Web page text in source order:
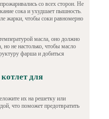
со всех сторон. Не
сока и ухудшает пышность.
жарки, чтобы соки равномерно
масла, оно должно
но не настолько, чтобы масло
фарша и добиться
для
их на решетку или
что поможет предотвратить